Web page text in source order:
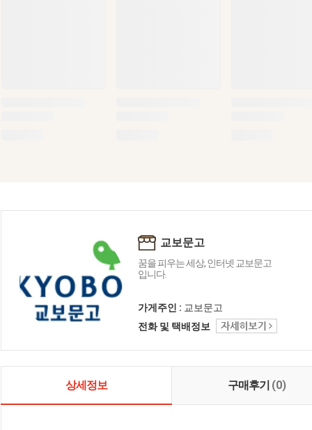
교보문고
꿈을 피우는 세상, 인터넷 교보문고
입니다.
가게주인 : 교보문고
전화 및 택배정보
상세정보 구매후기 (0)